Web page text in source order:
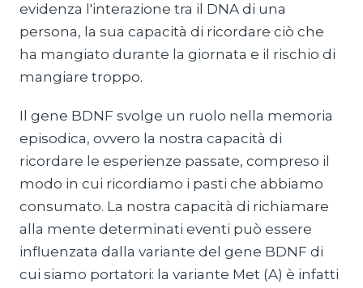
evidenza l'interazione tra il DNA di una
persona, la sua capacità di ricordare ciò che
ha mangiato durante la giornata e il rischio di
mangiare troppo.
Il gene BDNF svolge un ruolo nella memoria
episodica, ovvero la nostra capacità di
ricordare le esperienze passate, compreso il
modo in cui ricordiamo i pasti che abbiamo
consumato. La nostra capacità di richiamare
alla mente determinati eventi può essere
influenzata dalla variante del gene BDNF di
cui siamo portatori: la variante Met (A) è infatti